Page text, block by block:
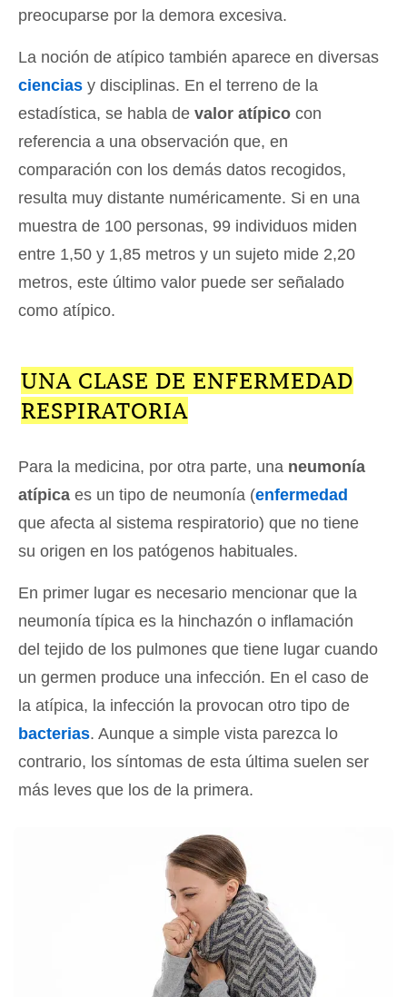
preocuparse por la demora excesiva.
La noción de atípico también aparece en diversas
ciencias y disciplinas. En el terreno de la
estadística, se habla de valor atípico con
referencia a una observación que, en
comparación con los demás datos recogidos,
resulta muy distante numéricamente. Si en una
muestra de 100 personas, 99 individuos miden
entre 1,50 y 1,85 metros y un sujeto mide 2,20
metros, este último valor puede ser señalado
como atípico.
UNA CLASE DE ENFERMEDAD
RESPIRATORIA
Para la medicina, por otra parte, una neumonía
atípica es un tipo de neumonía (enfermedad
que afecta al sistema respiratorio) que no tiene
su origen en los patógenos habituales.
En primer lugar es necesario mencionar que la
neumonía típica es la hinchazón o inflamación
del tejido de los pulmones que tiene lugar cuando
un germen produce una infección. En el caso de
la atípica, la infección la provocan otro tipo de
bacterias. Aunque a simple vista parezca lo
contrario, los síntomas de esta última suelen ser
más leves que los de la primera.